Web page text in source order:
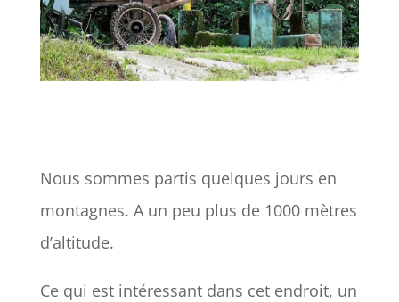
Nous sommes partis quelques jours en
montagnes. A un peu plus de 1000 mètres
d’altitude.
Ce qui est intéressant dans cet endroit, un